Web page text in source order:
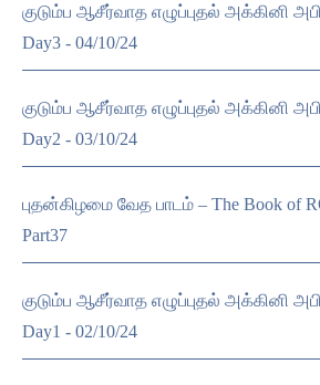
குடும்ப ஆசீர்வாத எழுப்புதல் அக்கினி
Day3 - 04/10/24
குடும்ப ஆசீர்வாத எழுப்புதல் அக்கினி
Day2 - 03/10/24
புதன்கிழமை வேத பாடம் – The Book of
Part37
குடும்ப ஆசீர்வாத எழுப்புதல் அக்கினி
Day1 - 02/10/24